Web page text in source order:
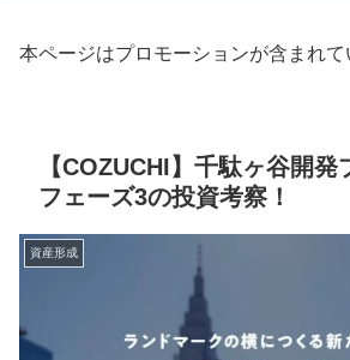
本ページはプロモーションが含まれて
【COZUCHI】千駄ヶ谷開発
フェーズ3の投資考察！
資産形成